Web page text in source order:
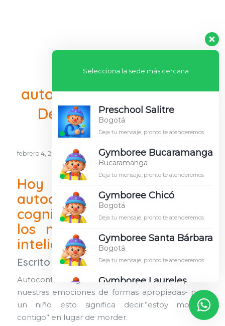
El desarrollo del
autocontrol en los niños –
Desarrollo infantil en
Colombia
febrero 4, 2016 enAreas de desarrollo,Autocontrol,Habilidades
sociales
Hoy hablaremos del
autocontrol, un proceso
cognitivo que les ayudará a
los niños a desarrollar su
inteligencia emocional
Escrito por:Gymboree Colombia
Autocontrol significa ser capaz de expresar
nuestras emociones de formas apropiadas- para
un niño esto significa decir:”estoy molesto
contigo” en lugar de morder.
Selecciona la sede más cercana
Preschool Salitre
Bogotá
Deja tu mensaje, pronto te atenderemos
Gymboree Bucaramanga
Bucaramanga
Deja tu mensaje, pronto te atenderemos
Gymboree Chicó
Bogotá
Deja tu mensaje, pronto te atenderemos
Gymboree Santa Bárbara
Bogotá
Deja tu mensaje, pronto te atenderemos
Gymboree Laureles
Medellín
Deja tu mensaje, pronto te atenderemos
Preschool Santa Bárbara